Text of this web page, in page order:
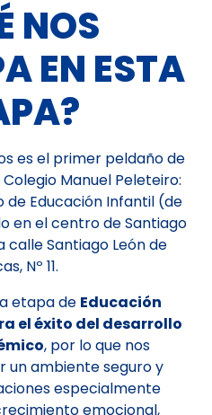
NOS
EN ESTA
es el primer peldaño de
Manuel Peleteiro:
Educación Infantil (de
en el centro de Santiago
calle Santiago León de
Nº 11.
etapa de Educación
el éxito del desarrollo
, por lo que nos
un ambiente seguro y
especialmente
emocional,